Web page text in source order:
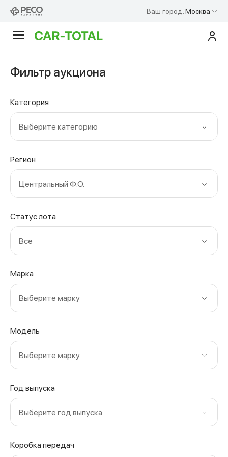
Ваш город:Москва
Аукционы
Фильтр аукциона
Категория
Выберите категорию
Регион
Центральный Ф.О.
Статус лота
Все
Марка
Выберите марку
Модель
Выберите марку
Год выпуска
Выберите год выпуска
Коробка передач